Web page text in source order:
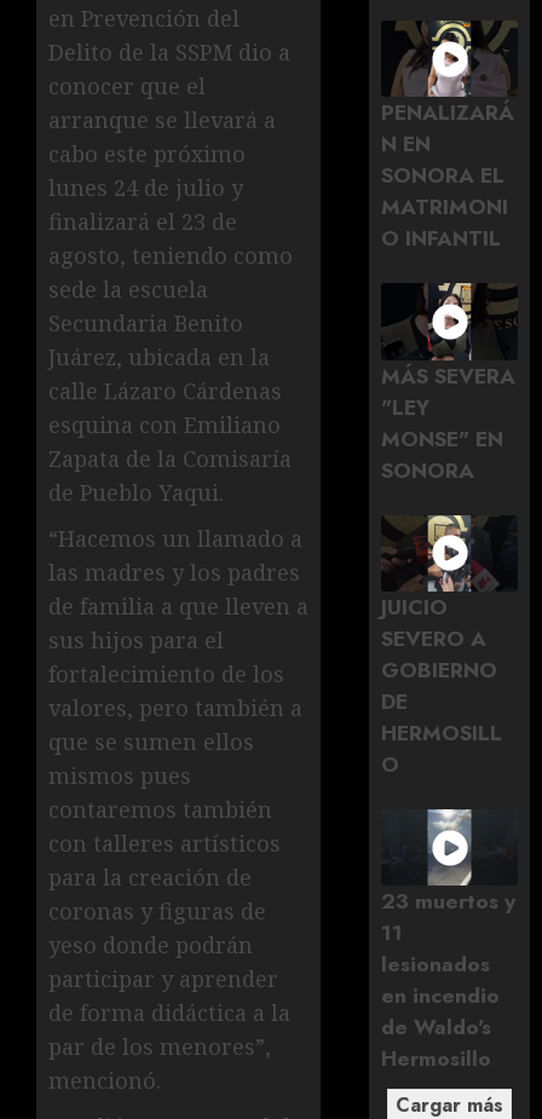
en Prevención del
Delito de la SSPM dio a
conocer que el
arranque se llevará a
cabo este próximo
lunes 24 de julio y
finalizará el 23 de
agosto, teniendo como
sede la escuela
Secundaria Benito
Juárez, ubicada en la
calle Lázaro Cárdenas
esquina con Emiliano
Zapata de la Comisaría
de Pueblo Yaqui.
“Hacemos un llamado a
las madres y los padres
de familia a que lleven a
sus hijos para el
fortalecimiento de los
valores, pero también a
que se sumen ellos
mismos pues
contaremos también
con talleres artísticos
para la creación de
coronas y figuras de
yeso donde podrán
participar y aprender
de forma didáctica a la
par de los menores”,
mencionó.
PENALIZARÁ
N EN
SONORA EL
MATRIMONI
O INFANTIL
MÁS SEVERA
"LEY
MONSE" EN
SONORA
JUICIO
SEVERO A
GOBIERNO
DE
HERMOSILL
O
23 muertos y
11
lesionados
en incendio
de Waldo's
Hermosillo
Cargar más